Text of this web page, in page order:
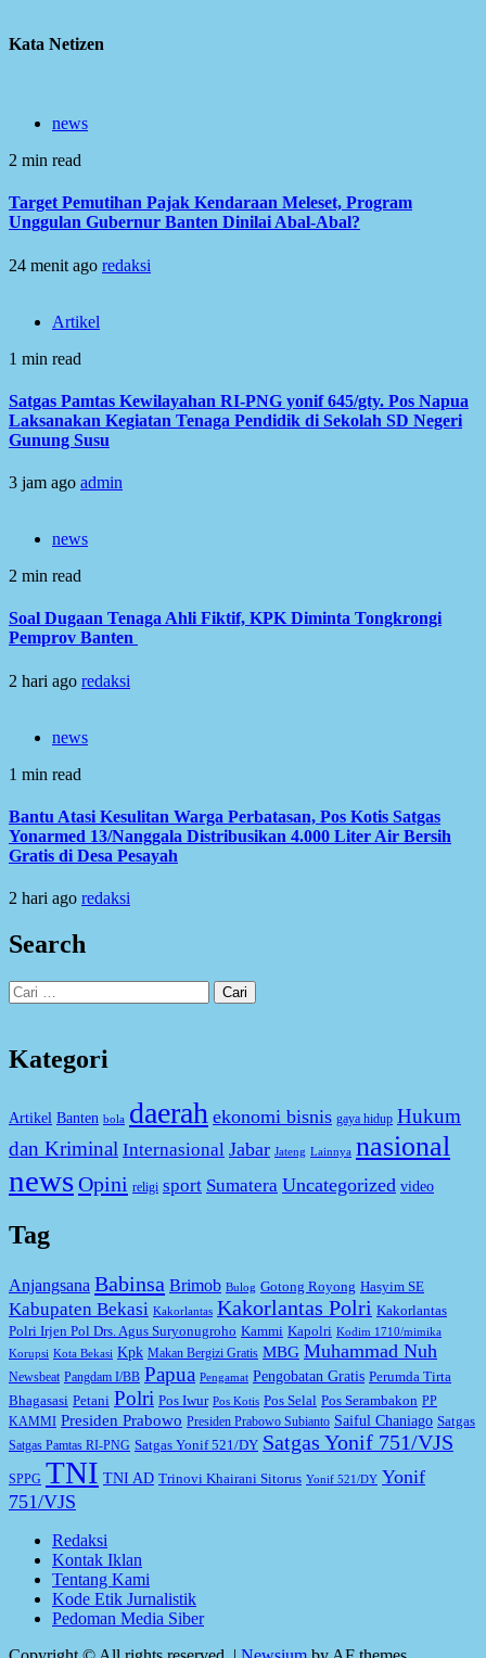
Kata Netizen
news
2 min read
Target Pemutihan Pajak Kendaraan Meleset, Program
Unggulan Gubernur Banten Dinilai Abal-Abal?
24 menit ago redaksi
Artikel
1 min read
Satgas Pamtas Kewilayahan RI-PNG yonif 645/gty. Pos Napua
Laksanakan Kegiatan Tenaga Pendidik di Sekolah SD Negeri
Gunung Susu
3 jam ago admin
news
2 min read
Soal Dugaan Tenaga Ahli Fiktif, KPK Diminta Tongkrongi
Pemprov Banten
2 hari ago redaksi
news
1 min read
Bantu Atasi Kesulitan Warga Perbatasan, Pos Kotis Satgas
Yonarmed 13/Nanggala Distribusikan 4.000 Liter Air Bersih
Gratis di Desa Pesayah
2 hari ago redaksi
Search
Cari
untuk:
Kategori
Artikel Banten bola daerah ekonomi bisnis gaya hidup Hukum
dan Kriminal Internasional Jabar Jateng Lainnya nasional
newsOpini religi sport Sumatera Uncategorized video
Tag
Anjangsana Babinsa Brimob Bulog Gotong Royong Hasyim SE
Kabupaten Bekasi Kakorlantas Kakorlantas Polri Kakorlantas
Polri Irjen Pol Drs. Agus Suryonugroho Kammi Kapolri Kodim 1710/mimika
Korupsi Kota Bekasi Kpk Makan Bergizi Gratis MBG Muhammad Nuh
Newsbeat Pangdam I/BB Papua Pengamat Pengobatan Gratis Perumda Tirta
Bhagasasi Petani Polri Pos Iwur Pos Kotis Pos Selal Pos Serambakon PP
KAMMI Presiden Prabowo Presiden Prabowo Subianto Saiful Chaniago Satgas
Satgas Pamtas RI-PNG Satgas Yonif 521/DY Satgas Yonif 751/VJS
SPPG TNI TNI AD Trinovi Khairani Sitorus Yonif 521/DY Yonif
751/VJS
Redaksi
Kontak Iklan
Tentang Kami
Kode Etik Jurnalistik
Pedoman Media Siber